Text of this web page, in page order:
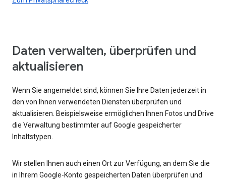
Daten verwalten, überprüfen und
aktualisieren
Wenn Sie angemeldet sind, können Sie Ihre Daten jederzeit in
den von Ihnen verwendeten Diensten überprüfen und
aktualisieren. Beispielsweise ermöglichen Ihnen Fotos und Drive
die Verwaltung bestimmter auf Google gespeicherter
Inhaltstypen.
Wir stellen Ihnen auch einen Ort zur Verfügung, an dem Sie die
in Ihrem Google-Konto gespeicherten Daten überprüfen und